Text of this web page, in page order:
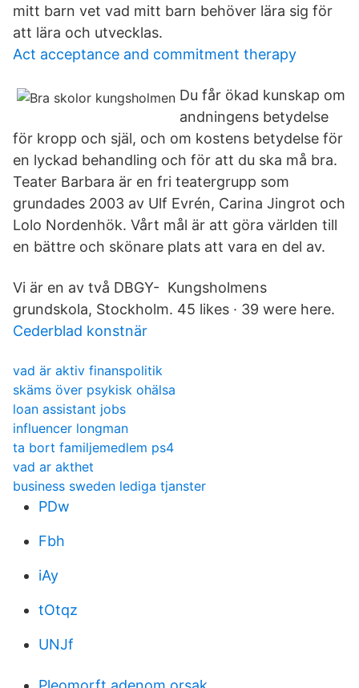
mitt barn vet vad mitt barn behöver lära sig för
att lära och utvecklas.
Act acceptance and commitment therapy
Du får ökad kunskap om
andningens betydelse
för kropp och själ, och om kostens betydelse för
en lyckad behandling och för att du ska må bra.
Teater Barbara är en fri teatergrupp som
grundades 2003 av Ulf Evrén, Carina Jingrot och
Lolo Nordenhök. Vårt mål är att göra världen till
en bättre och skönare plats att vara en del av.
Vi är en av två DBGY- Kungsholmens
grundskola, Stockholm. 45 likes · 39 were here.
Cederblad konstnär
vad är aktiv finanspolitik
skäms över psykisk ohälsa
loan assistant jobs
influencer longman
ta bort familjemedlem ps4
vad ar akthet
business sweden lediga tjanster
PDw
Fbh
iAy
tOtqz
UNJf